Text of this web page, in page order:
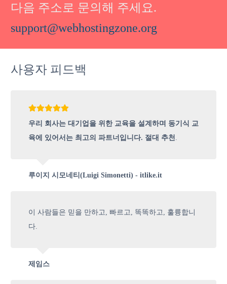
다음 주소로 문의해 주세요.
support@webhostingzone.org
사용자 피드백
우리 회사는 대기업을 위한 교육을 설계하며 동기식 교
육에 있어서는 최고의 파트너입니다. 절대 추천
루이지 시모네티(Luigi Simonetti) - itlike.it
이 사람들은 믿을 만하고, 빠르고, 똑똑하고, 훌륭합니
다.
제임스